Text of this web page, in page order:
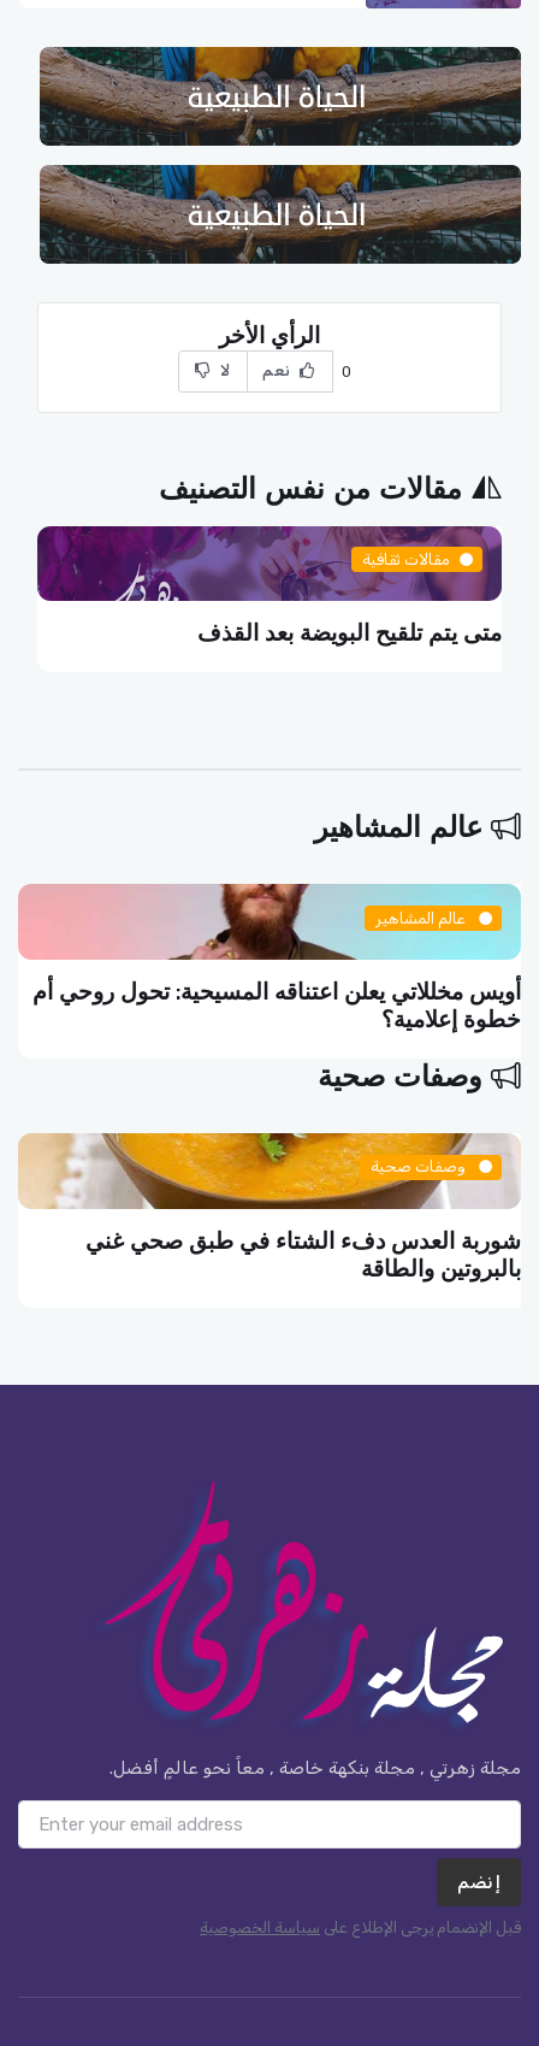
الرأي الأخر
0 نعم لا
مقالات من نفس التصنيف
مقالات ثقافية
متى يتم تلقيح البويضة بعد القذف
عالم المشاهير
عالم المشاهير
أويس مخللاتي يعلن اعتناقه المسيحية: تحول روحي أم
خطوة إعلامية؟
وصفات صحية
وصفات صحية
شوربة العدس دفء الشتاء في طبق صحي غني
بالبروتين والطاقة
مجلة زهرتي , مجلة بنكهة خاصة , معاً نحو عالمٍ أفضل.
إنضم
قبل الإنضمام يرجى الإطلاع على سياسة الخصوصية